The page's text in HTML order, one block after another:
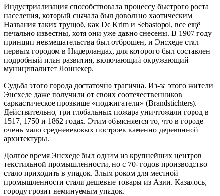
Индустриализация способствовала процессу быстрого роста
населения, который сначала был довольно хаотическим.
Названия таких трущоб, как De Krim и Sebastopol, все ещё
печально известны, хотя они уже давно снесены. В 1907 году
принцип невмешательства был отброшен, и Энсхеде стал
первым городом в Нидерландах, для которого был составлен
подробный план развития, включающий окружающий
муниципалитет Лоннекер.
Судьба этого города достаточно трагична. Из-за этого жители
Энсхеде даже получили от своих соотечественников
саркастическое прозвище «поджигатели» (Brandstichters).
Действительно, три глобальных пожара уничтожали город в
1517, 1750 и 1862 годах. Этим объясняется то, что в городе
очень мало средневековых построек каменно-деревянной
архитектуры.
Долгое время Энсхеде был одним из крупнейших центров
текстильной промышленности, но с 70- годов производство
стало приходить в упадок. Злым роком для местной
промышленности стали дешевые товары из Азии. Казалось,
городу грозит неминуемым упадок.